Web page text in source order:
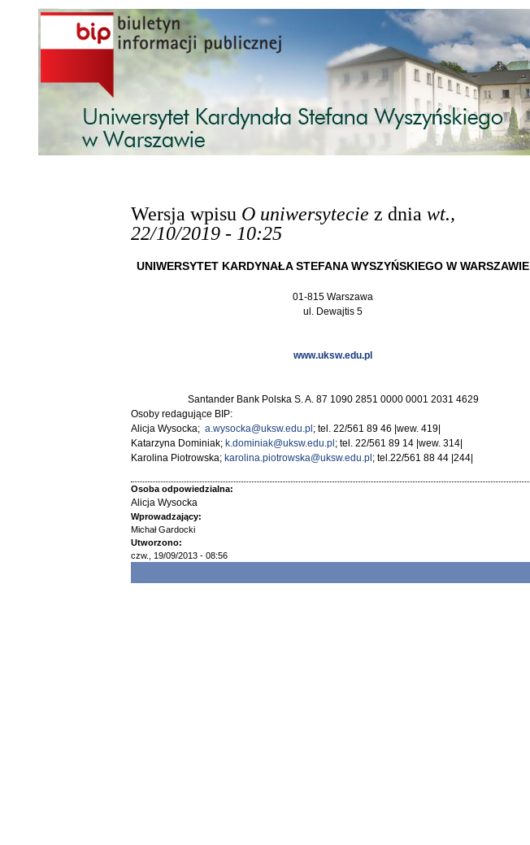
Przejdź do treści
Wersja wpisu O uniwersytecie z dnia wt.,
22/10/2019 - 10:25
UNIWERSYTET KARDYNAŁA STEFANA WYSZYŃSKIEGO W WARSZAWIE
01-815 Warszawa
ul. Dewajtis 5
www.uksw.edu.pl
Santander Bank Polska S. A. 87 1090 2851 0000 0001 2031 4629
Osoby redagujące BIP:
Alicja Wysocka; a.wysocka@uksw.edu.pl ; tel. 22/561 89 46 |wew. 419|
Katarzyna Dominiak; k.dominiak@uksw.edu.pl ; tel. 22/561 89 14 |wew. 314|
Karolina Piotrowska; karolina.piotrowska@uksw.edu.pl ; tel.22/561 88 44 |244|
Osoba odpowiedzialna:
Alicja Wysocka
Wprowadzający:
Michał Gardocki
Utworzono:
czw., 19/09/2013 - 08:56